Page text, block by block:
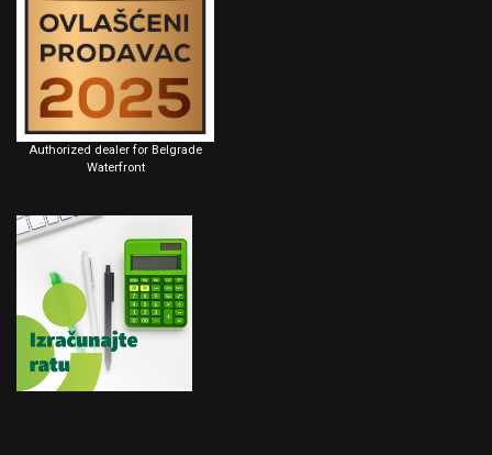
Authorized dealer for Belgrade
Waterfront